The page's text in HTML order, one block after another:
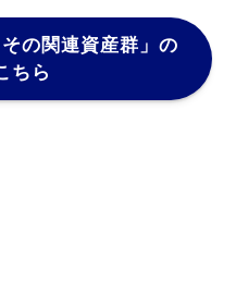
の関連資産群」 の
ちら